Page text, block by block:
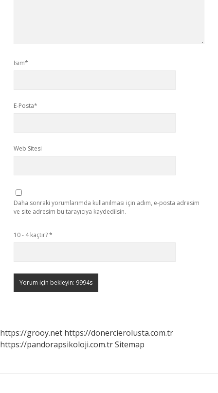
İsim*
E-Posta*
Web Sitesi
Daha sonraki yorumlarımda kullanılması için adım, e-posta adresim
ve site adresim bu tarayıcıya kaydedilsin.
10 - 4 kaçtır?*
https://grooy.net https://donercierolusta.com.tr
https://pandorapsikoloji.com.trSitemap